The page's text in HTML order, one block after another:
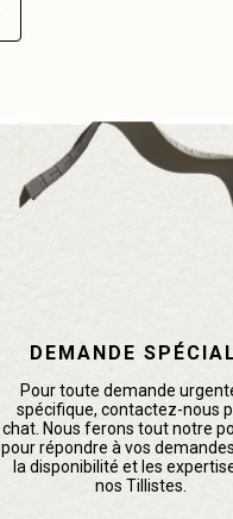
DEMANDE
Pour toute demande
spécifique, contactez-nous
chat. Nous ferons tout notre
pour répondre à vos
la disponibilité et les
nos Tillistes.